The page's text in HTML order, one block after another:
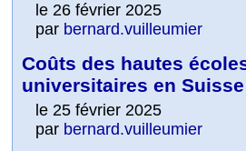
le 26 février 2025
par bernard.vuilleumier
Coûts des hautes
universitaires en Suisse
le 25 février 2025
par bernard.vuilleumier